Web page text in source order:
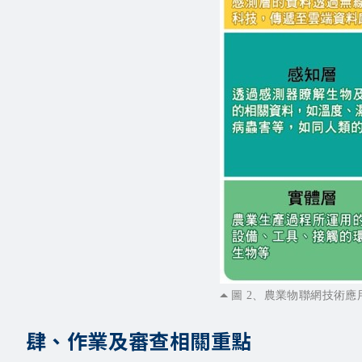
圖 2、農業物聯網技術應
肆、作業及審查相關重點